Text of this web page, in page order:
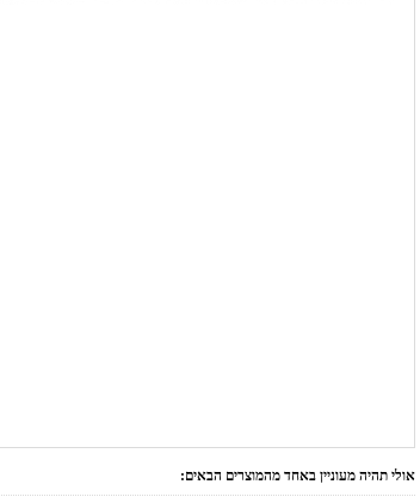
אולי תהיה מעוניין באחד מהמוצרים הבאים: